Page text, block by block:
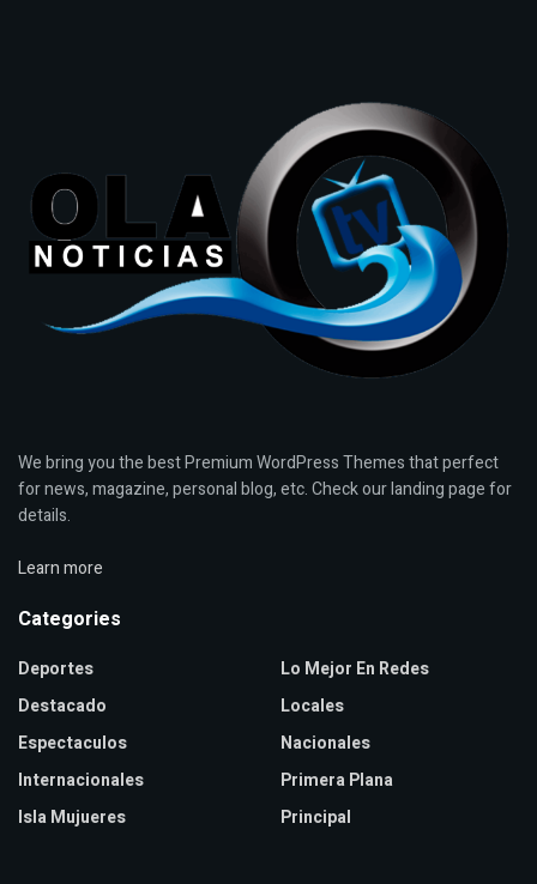
We bring you the best Premium WordPress Themes that perfect
for news, magazine, personal blog, etc. Check our landing page for
details.
Learn more
Categories
Deportes
Destacado
Espectaculos
Internacionales
Isla Mujueres
Lo Mejor En Redes
Locales
Nacionales
Primera Plana
Principal